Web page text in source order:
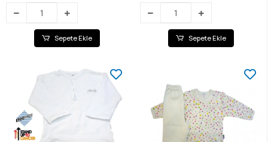
Sepete Ekle Sepete Ekle